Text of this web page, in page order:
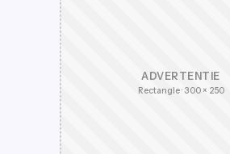
ADVERTENTIE
Rectangle · 300 × 250